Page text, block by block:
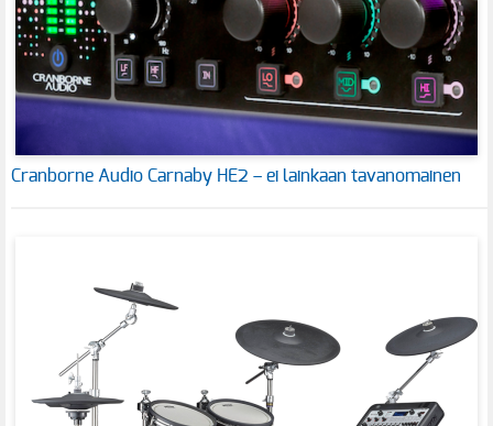
Cranborne Audio Carnaby HE2 – ei lainkaan tavanomainen